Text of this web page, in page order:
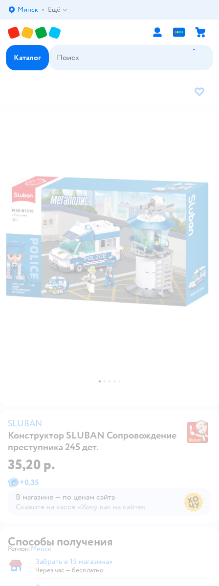
Выбор адреса доставки.
Минск Ещё
Каталог
В
SLUBAN
Конструктор SLUBAN Сопровождение
преступника 245 дет.
35,20 р.
+0,35
В магазине — по ценам сайта
Скажите на кассе «Хочу как на сайте»
Способы получения
Регион: Выбор адреса доставки.
Минск
Забрать в магазине
Забрать в 15 магазинах
Через час — бесплатно